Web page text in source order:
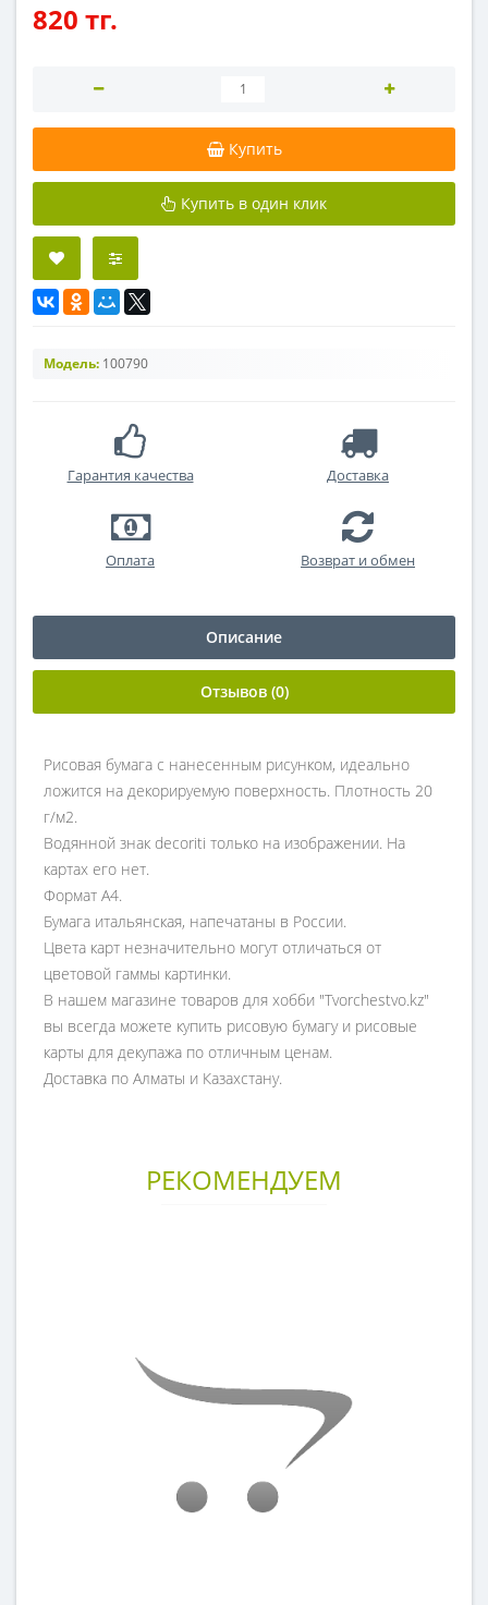
820 тг.
Купить
Купить в один клик
Модель: 100790
Гарантия качества Доставка
Оплата Возврат и обмен
Описание
Отзывов (0)
Рисовая бумага с нанесенным рисунком, идеально
ложится на декорируемую поверхность. Плотность 20
г/м2.
Водянной знак decoriti только на изображении. На
картах его нет.
Формат А4.
Бумага итальянская, напечатаны в России.
Цвета карт незначительно могут отличаться от
цветовой гаммы картинки.
В нашем магазине товаров для хобби "Tvorchestvo.kz"
вы всегда можете купить рисовую бумагу и рисовые
карты для декупажа по отличным ценам.
Доставка по Алматы и Казахстану.
РЕКОМЕНДУЕМ